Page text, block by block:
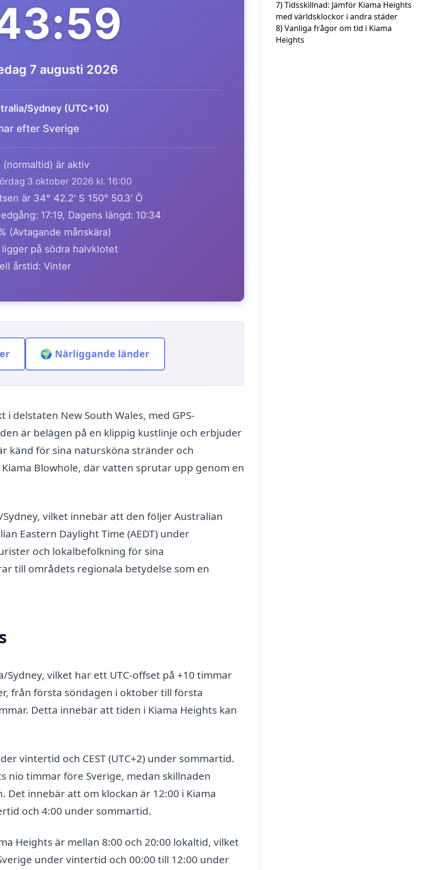
7 augusti 2026
Sydney (UTC+10)
efter Sverige
är aktiv
3 oktober 2026 kl. 16:00
är 34° 42.2' S 150° 50.3' Ö
17:19, Dagens längd: 10:34
(Avtagande månskära)
på södra halvklotet
årstid: Vinter
🌍 Närliggande länder
delstaten New South Wales, med GPS-
är belägen på en klippig kustlinje och erbjuder
känd för sina natursköna stränder och
Blowhole, där vatten sprutar upp genom en
vilket innebär att den följer Australian
Eastern Daylight Time (AEDT) under
och lokalbefolkning för sina
till områdets regionala betydelse som en
vilket har ett UTC-offset på +10 timmar
från första söndagen i oktober till första
Detta innebär att tiden i Kiama Heights kan
vintertid och CEST (UTC+2) under sommartid.
nio timmar före Sverige, medan skillnaden
innebär att om klockan är 12:00 i Kiama
och 4:00 under sommartid.
Heights är mellan 8:00 och 20:00 lokaltid, vilket
under vintertid och 00:00 till 12:00 under
7)Tidsskillnad: Jämför Kiama Heights
med världsklockor i andra städer
8)Vanliga frågor om tid i Kiama
Heights